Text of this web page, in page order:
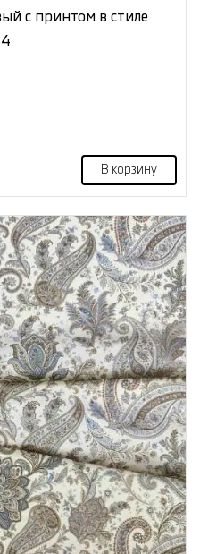
с принтом в стиле
В корзину